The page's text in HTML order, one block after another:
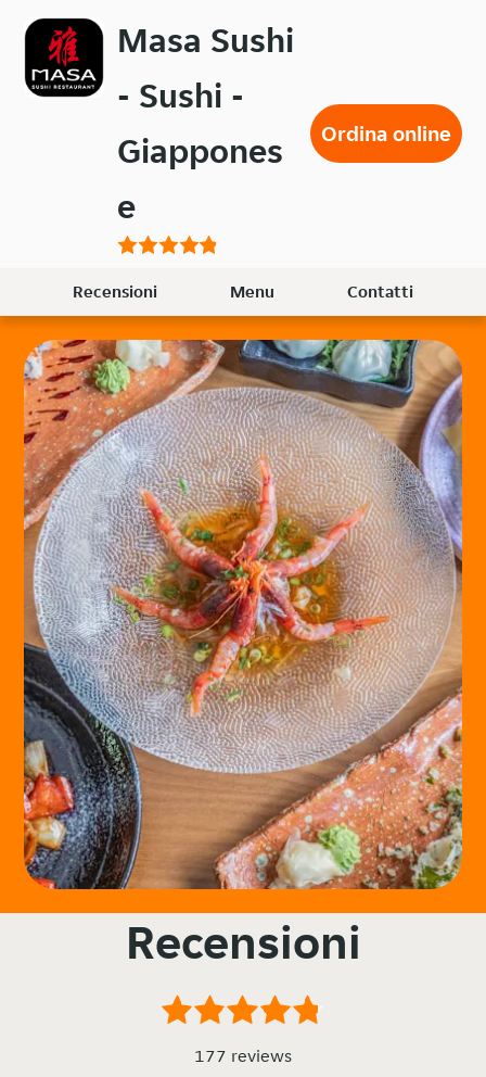
Passa
contenuto
principale
Masa Sushi
- Sushi -
Giappones
e
Ordina online
Recensioni Menu Contatti
Recensioni
177 reviews